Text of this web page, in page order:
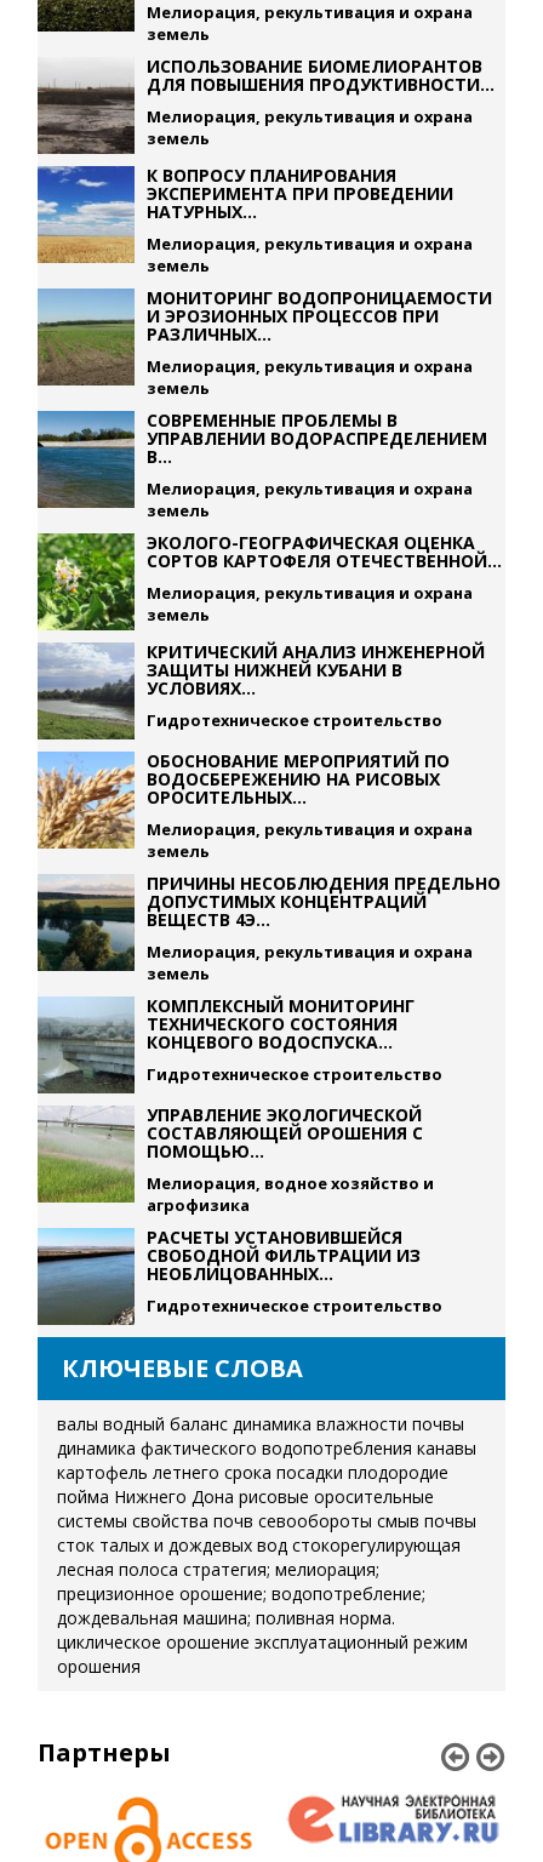
Мелиорация, рекультивация и охрана
земель
ИСПОЛЬЗОВАНИЕ БИОМЕЛИОРАНТОВ
ДЛЯ ПОВЫШЕНИЯ ПРОДУКТИВНОСТИ...
Мелиорация, рекультивация и охрана
земель
К ВОПРОСУ ПЛАНИРОВАНИЯ
ЭКСПЕРИМЕНТА ПРИ ПРОВЕДЕНИИ
НАТУРНЫХ...
Мелиорация, рекультивация и охрана
земель
МОНИТОРИНГ ВОДОПРОНИЦАЕМОСТИ
И ЭРОЗИОННЫХ ПРОЦЕССОВ ПРИ
РАЗЛИЧНЫХ...
Мелиорация, рекультивация и охрана
земель
СОВРЕМЕННЫЕ ПРОБЛЕМЫ В
УПРАВЛЕНИИ ВОДОРАСПРЕДЕЛЕНИЕМ
В...
Мелиорация, рекультивация и охрана
земель
ЭКОЛОГО-ГЕОГРАФИЧЕСКАЯ ОЦЕНКА
СОРТОВ КАРТОФЕЛЯ ОТЕЧЕСТВЕННОЙ...
Мелиорация, рекультивация и охрана
земель
КРИТИЧЕСКИЙ АНАЛИЗ ИНЖЕНЕРНОЙ
ЗАЩИТЫ НИЖНЕЙ КУБАНИ В
УСЛОВИЯХ...
Гидротехническое строительство
ОБОСНОВАНИЕ МЕРОПРИЯТИЙ ПО
ВОДОСБЕРЕЖЕНИЮ НА РИСОВЫХ
ОРОСИТЕЛЬНЫХ...
Мелиорация, рекультивация и охрана
земель
ПРИЧИНЫ НЕСОБЛЮДЕНИЯ ПРЕДЕЛЬНО
ДОПУСТИМЫХ КОНЦЕНТРАЦИЙ
ВЕЩЕСТВ 4Э...
Мелиорация, рекультивация и охрана
земель
КОМПЛЕКСНЫЙ МОНИТОРИНГ
ТЕХНИЧЕСКОГО СОСТОЯНИЯ
КОНЦЕВОГО ВОДОСПУСКА...
Гидротехническое строительство
УПРАВЛЕНИЕ ЭКОЛОГИЧЕСКОЙ
СОСТАВЛЯЮЩЕЙ ОРОШЕНИЯ С
ПОМОЩЬЮ...
Мелиорация, водное хозяйство и
агрофизика
РАСЧЕТЫ УСТАНОВИВШЕЙСЯ
СВОБОДНОЙ ФИЛЬТРАЦИИ ИЗ
НЕОБЛИЦОВАННЫХ...
Гидротехническое строительство
КЛЮЧЕВЫЕ СЛОВА
валы водный баланс динамика влажности почвы
динамика фактического водопотребления канавы
картофель летнего срока посадки плодородие
пойма Нижнего Дона рисовые оросительные
системы свойства почв севообороты смыв почвы
сток талых и дождевых вод стокорегулирующая
лесная полоса стратегия; мелиорация;
прецизионное орошение; водопотребление;
дождевальная машина; поливная норма.
циклическое орошение эксплуатационный режим
орошения
Партнеры